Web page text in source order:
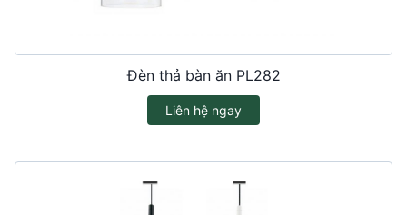
Đèn thả bàn ăn PL282
Liên hệ ngay